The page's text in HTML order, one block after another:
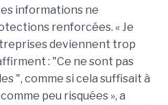
informations ne
renforcées. « Je
deviennent trop
: "Ce ne sont pas
", comme si cela suffisait à
peu risquées », a